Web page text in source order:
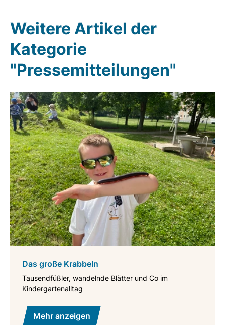
Weitere Artikel der
Kategorie
"Pressemitteilungen"
Das große Krabbeln
Tausendfüßler, wandelnde Blätter und Co im
Kindergartenalltag
Mehr anzeigen